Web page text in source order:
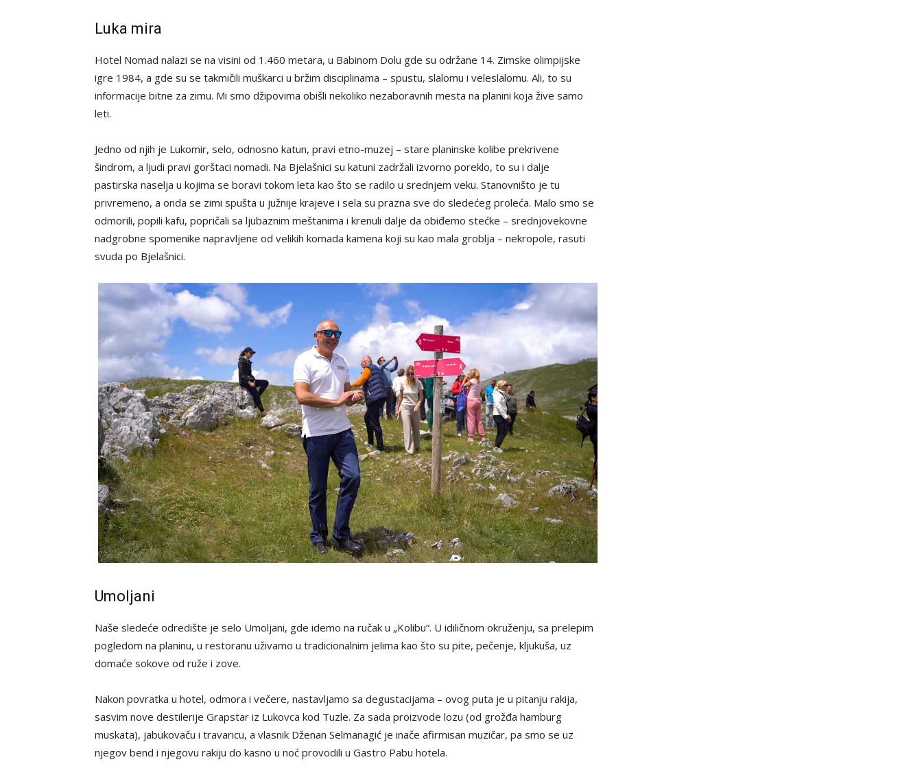
Luka mira
Hotel Nomad nalazi se na visini od 1.460 metara, u Babinom Dolu gde su održane 14. Zimske olimpijske
igre 1984, a gde su se takmičili muškarci u bržim disciplinama – spustu, slalomu i veleslalomu. Ali, to su
informacije bitne za zimu. Mi smo džipovima obišli nekoliko nezaboravnih mesta na planini koja žive samo
leti.
Jedno od njih je Lukomir, selo, odnosno katun, pravi etno-muzej – stare planinske kolibe prekrivene
šindrom, a ljudi pravi gorštaci nomadi. Na Bjelašnici su katuni zadržali izvorno poreklo, to su i dalje
pastirska naselja u kojima se boravi tokom leta kao što se radilo u srednjem veku. Stanovništo je tu
privremeno, a onda se zimi spušta u južnije krajeve i sela su prazna sve do sledećeg proleća. Malo smo se
odmorili, popili kafu, popričali sa ljubaznim meštanima i krenuli dalje da obiđemo stećke – srednjovekovne
nadgrobne spomenike napravljene od velikih komada kamena koji su kao mala groblja – nekropole, rasuti
svuda po Bjelašnici.
Umoljani
Naše sledeće odredište je selo Umoljani, gde idemo na ručak u „Kolibu“. U idiličnom okruženju, sa prelepim
pogledom na planinu, u restoranu uživamo u tradicionalnim jelima kao što su pite, pečenje, kljukuša, uz
domaće sokove od ruže i zove.
Nakon povratka u hotel, odmora i večere, nastavljamo sa degustacijama – ovog puta je u pitanju rakija,
sasvim nove destilerije Grapstar iz Lukovca kod Tuzle. Za sada proizvode lozu (od grožđa hamburg
muskata), jabukovaču i travaricu, a vlasnik Dženan Selmanagić je inače afirmisan muzičar, pa smo se uz
njegov bend i njegovu rakiju do kasno u noć provodili u Gastro Pabu hotela.